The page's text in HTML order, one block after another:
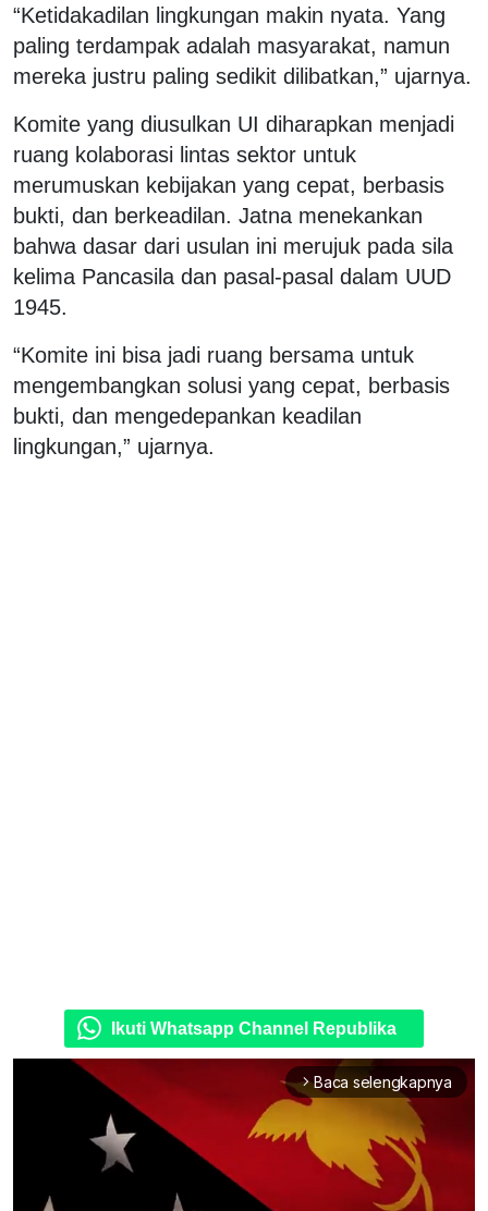
“Ketidakadilan lingkungan makin nyata. Yang
paling terdampak adalah masyarakat, namun
mereka justru paling sedikit dilibatkan,” ujarnya.
Komite yang diusulkan UI diharapkan menjadi
ruang kolaborasi lintas sektor untuk
merumuskan kebijakan yang cepat, berbasis
bukti, dan berkeadilan. Jatna menekankan
bahwa dasar dari usulan ini merujuk pada sila
kelima Pancasila dan pasal-pasal dalam UUD
1945.
“Komite ini bisa jadi ruang bersama untuk
mengembangkan solusi yang cepat, berbasis
bukti, dan mengedepankan keadilan
lingkungan,” ujarnya.
Ikuti Whatsapp Channel Republika
arrow_forward_ios Baca selengkapnya